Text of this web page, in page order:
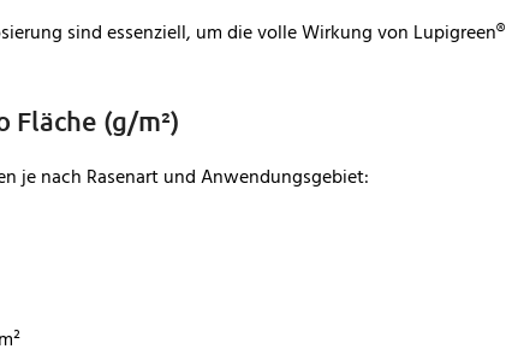
sind essenziell, um die volle Wirkung von
Fläche (g/m²)
je nach Rasenart und Anwendungsgebiet: